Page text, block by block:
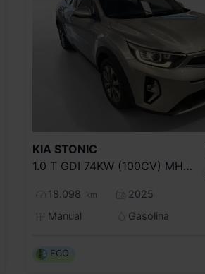
KIA STONIC
1.0 T GDI 74KW (100CV) MHEV DRIVE DCT
18.098 km
2025
Manual
Gasolina
ECO